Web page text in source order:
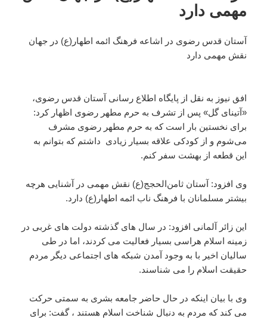
مهمی دارد
آستان قدس رضوی در اشاعه فرهنگ ائمه اطهار(ع) در جهان
نقش مهمی دارد
افق نیوز به نقل از پایگاه اطلاع رسانی آستان قدس رضوی،
«آتینای گل» پس از تشرف به حرم مطهر رضوی اظهار کرد:
برای نخستین بار است که به حرم مطهر رضوی مشرف
می‌شوم و از کودکی علاقه بسیار زیادی داشتم که بتوانم به
این قطعه از بهشت سفر کنم.
وی افزود: آستان ثامن‌الحجج(ع) نقش مهمی در آشنایی هرچه
بیشتر مسلمانان با فرهنگ ناب ائمه اطهار(ع) دارد.
این زائر آلمانی افزود: در سال های گذشته دولت های غربی در
زمینه اسلام هراسی بسیار فعالیت می کردند، اما در طی
سالیان اخیر با به وجود آمدن شبکه های اجتماعی دیگر مردم
حقیقت اسلام را می شناسند.
وی با بیان اینکه در حال حاضر جامعه بشری به سمتی حرکت
می کند که مردم به دنبال شناخت اسلام هستند ، گفت: برای